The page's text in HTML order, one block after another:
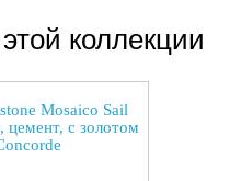
коллекции
Mosaico Sail
с золотом